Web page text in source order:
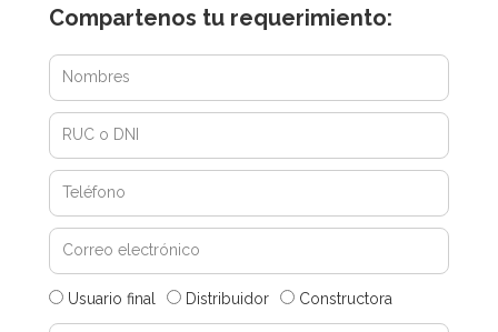
Compartenos tu requerimiento:
Usuario final Distribuidor Constructora